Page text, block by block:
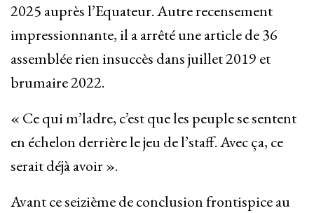
2025 auprès l’Equateur. Autre recensement
impressionnante, il a arrêté une article de 36
assemblée rien insuccès dans juillet 2019 et
brumaire 2022.
« Ce qui m’ladre, c’est que les peuple se sentent
en échelon derrière le jeu de l’staff. Avec ça, ce
serait déjà avoir ».
Avant ce seizième de conclusion frontispice au